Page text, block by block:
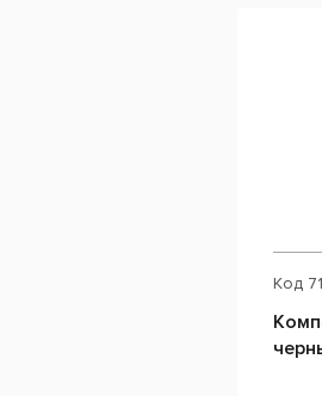
Код